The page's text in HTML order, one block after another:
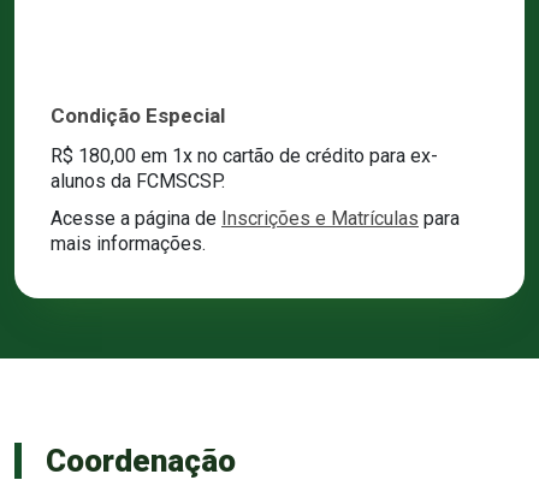
Condição Especial
R$ 180,00 em 1x no cartão de crédito para ex-
alunos da FCMSCSP.
Acesse a página de Inscrições e Matrículas para
mais informações.
Coordenação